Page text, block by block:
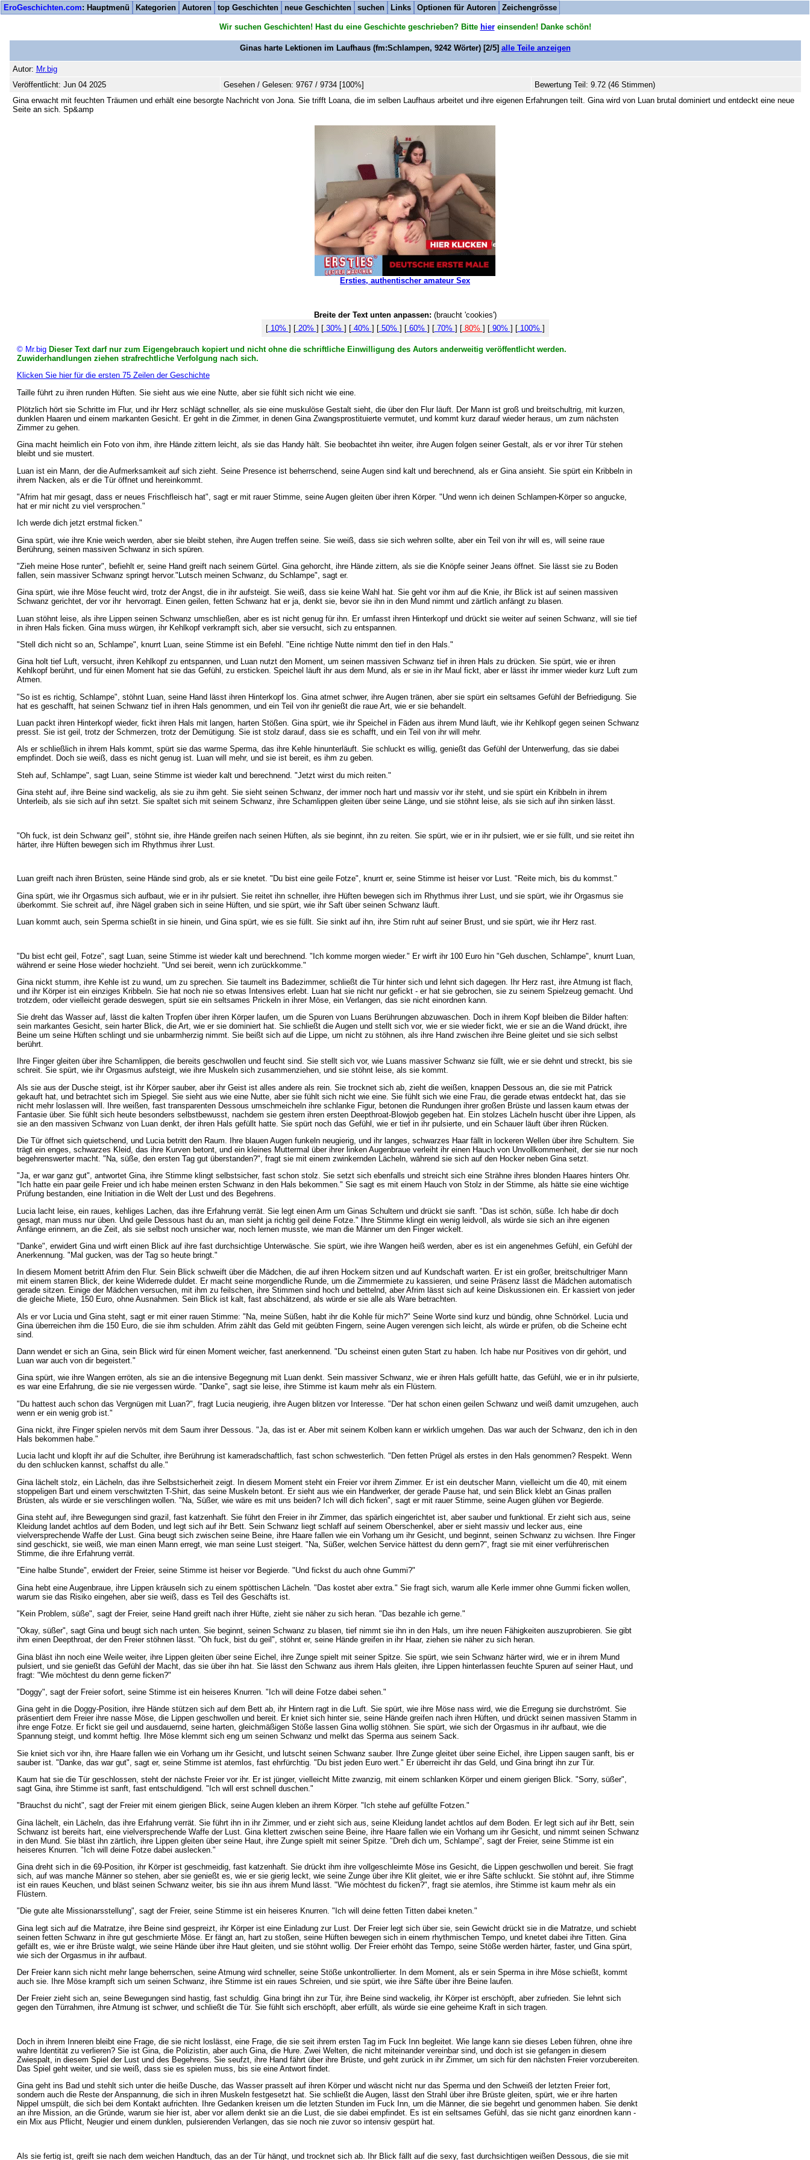
EroGeschichten.com: Hauptmenü Kategorien Autoren top Geschichten neue Geschichten suchen Links Optionen für Autoren Zeichengrösse
Wir suchen Geschichten! Hast du eine Geschichte geschrieben? Bitte hiereinsenden! Danke schön!
Ginas harte Lektionen im Laufhaus(fm:Schlampen, 9242Wörter) [2/5] alle Teile anzeigen
Autor: Mr.big
Veröffentlicht: Jun 04 2025
Gesehen / Gelesen: 9767 / 9734 [100%]
Bewertung Teil: 9.72 (46 Stimmen)
Gina erwacht mit feuchten Träumen und erhält eine besorgte Nachricht von Jona. Sie trifft Loana, die im selben Laufhaus arbeitet und ihre eigenen Erfahrungen teilt. Gina wird von Luan brutal dominiert und entdeckt eine neue
Seite an sich. Sp&amp
Ersties, authentischer amateur Sex
Breite der Text unten anpassen: (braucht 'cookies')
[10% ] [20% ] [30% ] [40% ] [50% ] [60% ] [70% ] [80% ] [90% ] [100% ]
© Mr.big Dieser Text darf nur zum Eigengebrauch kopiert und nicht ohne die schriftliche Einwilligung des Autors anderweitig veröffentlicht werden.
Zuwiderhandlungen ziehen strafrechtliche Verfolgung nach sich.
Klicken Sie hier für die ersten 75 Zeilen der Geschichte
Taille führt zu ihren runden Hüften. Sie sieht aus wie eine Nutte, aber sie fühlt sich nicht wie eine.
Plötzlich hört sie Schritte im Flur, und ihr Herz schlägt schneller, als sie eine muskulöse Gestalt sieht, die über den Flur läuft. Der Mann ist groß und breitschultrig, mit kurzen,
dunklen Haaren und einem markanten Gesicht. Er geht in die Zimmer, in denen Gina Zwangsprostituierte vermutet, und kommt kurz darauf wieder heraus, um zum nächsten
Zimmer zu gehen.
Gina macht heimlich ein Foto von ihm, ihre Hände zittern leicht, als sie das Handy hält. Sie beobachtet ihn weiter, ihre Augen folgen seiner Gestalt, als er vor ihrer Tür stehen
bleibt und sie mustert.
Luan ist ein Mann, der die Aufmerksamkeit auf sich zieht. Seine Presence ist beherrschend, seine Augen sind kalt und berechnend, als er Gina ansieht. Sie spürt ein Kribbeln in
ihrem Nacken, als er die Tür öffnet und hereinkommt.
"Afrim hat mir gesagt, dass er neues Frischfleisch hat", sagt er mit rauer Stimme, seine Augen gleiten über ihren Körper. "Und wenn ich deinen Schlampen-Körper so angucke,
hat er mir nicht zu viel versprochen."
Ich werde dich jetzt erstmal ficken."
Gina spürt, wie ihre Knie weich werden, aber sie bleibt stehen, ihre Augen treffen seine. Sie weiß, dass sie sich wehren sollte, aber ein Teil von ihr will es, will seine raue
Berührung, seinen massiven Schwanz in sich spüren.
"Zieh meine Hose runter", befiehlt er, seine Hand greift nach seinem Gürtel. Gina gehorcht, ihre Hände zittern, als sie die Knöpfe seiner Jeans öffnet. Sie lässt sie zu Boden
fallen, sein massiver Schwanz springt hervor."Lutsch meinen Schwanz, du Schlampe", sagt er.
Gina spürt, wie ihre Möse feucht wird, trotz der Angst, die in ihr aufsteigt. Sie weiß, dass sie keine Wahl hat. Sie geht vor ihm auf die Knie, ihr Blick ist auf seinen massiven
Schwanz gerichtet, der vor ihr hervorragt. Einen geilen, fetten Schwanz hat er ja, denkt sie, bevor sie ihn in den Mund nimmt und zärtlich anfängt zu blasen.
Luan stöhnt leise, als ihre Lippen seinen Schwanz umschließen, aber es ist nicht genug für ihn. Er umfasst ihren Hinterkopf und drückt sie weiter auf seinen Schwanz, will sie tief
in ihren Hals ficken. Gina muss würgen, ihr Kehlkopf verkrampft sich, aber sie versucht, sich zu entspannen.
"Stell dich nicht so an, Schlampe", knurrt Luan, seine Stimme ist ein Befehl. "Eine richtige Nutte nimmt den tief in den Hals."
Gina holt tief Luft, versucht, ihren Kehlkopf zu entspannen, und Luan nutzt den Moment, um seinen massiven Schwanz tief in ihren Hals zu drücken. Sie spürt, wie er ihren
Kehlkopf berührt, und für einen Moment hat sie das Gefühl, zu ersticken. Speichel läuft ihr aus dem Mund, als er sie in ihr Maul fickt, aber er lässt ihr immer wieder kurz Luft zum
Atmen.
"So ist es richtig, Schlampe", stöhnt Luan, seine Hand lässt ihren Hinterkopf los. Gina atmet schwer, ihre Augen tränen, aber sie spürt ein seltsames Gefühl der Befriedigung. Sie
hat es geschafft, hat seinen Schwanz tief in ihren Hals genommen, und ein Teil von ihr genießt die raue Art, wie er sie behandelt.
Luan packt ihren Hinterkopf wieder, fickt ihren Hals mit langen, harten Stößen. Gina spürt, wie ihr Speichel in Fäden aus ihrem Mund läuft, wie ihr Kehlkopf gegen seinen Schwanz
presst. Sie ist geil, trotz der Schmerzen, trotz der Demütigung. Sie ist stolz darauf, dass sie es schafft, und ein Teil von ihr will mehr.
Als er schließlich in ihrem Hals kommt, spürt sie das warme Sperma, das ihre Kehle hinunterläuft. Sie schluckt es willig, genießt das Gefühl der Unterwerfung, das sie dabei
empfindet. Doch sie weiß, dass es nicht genug ist. Luan will mehr, und sie ist bereit, es ihm zu geben.
Steh auf, Schlampe", sagt Luan, seine Stimme ist wieder kalt und berechnend. "Jetzt wirst du mich reiten."
Gina steht auf, ihre Beine sind wackelig, als sie zu ihm geht. Sie sieht seinen Schwanz, der immer noch hart und massiv vor ihr steht, und sie spürt ein Kribbeln in ihrem
Unterleib, als sie sich auf ihn setzt. Sie spaltet sich mit seinem Schwanz, ihre Schamlippen gleiten über seine Länge, und sie stöhnt leise, als sie sich auf ihn sinken lässt.
"Oh fuck, ist dein Schwanz geil", stöhnt sie, ihre Hände greifen nach seinen Hüften, als sie beginnt, ihn zu reiten. Sie spürt, wie er in ihr pulsiert, wie er sie füllt, und sie reitet ihn
härter, ihre Hüften bewegen sich im Rhythmus ihrer Lust.
Luan greift nach ihren Brüsten, seine Hände sind grob, als er sie knetet. "Du bist eine geile Fotze", knurrt er, seine Stimme ist heiser vor Lust. "Reite mich, bis du kommst."
Gina spürt, wie ihr Orgasmus sich aufbaut, wie er in ihr pulsiert. Sie reitet ihn schneller, ihre Hüften bewegen sich im Rhythmus ihrer Lust, und sie spürt, wie ihr Orgasmus sie
überkommt. Sie schreit auf, ihre Nägel graben sich in seine Hüften, und sie spürt, wie ihr Saft über seinen Schwanz läuft.
Luan kommt auch, sein Sperma schießt in sie hinein, und Gina spürt, wie es sie füllt. Sie sinkt auf ihn, ihre Stirn ruht auf seiner Brust, und sie spürt, wie ihr Herz rast.
"Du bist echt geil, Fotze", sagt Luan, seine Stimme ist wieder kalt und berechnend. "Ich komme morgen wieder." Er wirft ihr 100 Euro hin "Geh duschen, Schlampe", knurrt Luan,
während er seine Hose wieder hochzieht. "Und sei bereit, wenn ich zurückkomme."
Gina nickt stumm, ihre Kehle ist zu wund, um zu sprechen. Sie taumelt ins Badezimmer, schließt die Tür hinter sich und lehnt sich dagegen. Ihr Herz rast, ihre Atmung ist flach,
und ihr Körper ist ein einziges Kribbeln. Sie hat noch nie so etwas Intensives erlebt. Luan hat sie nicht nur gefickt - er hat sie gebrochen, sie zu seinem Spielzeug gemacht. Und
trotzdem, oder vielleicht gerade deswegen, spürt sie ein seltsames Prickeln in ihrer Möse, ein Verlangen, das sie nicht einordnen kann.
Sie dreht das Wasser auf, lässt die kalten Tropfen über ihren Körper laufen, um die Spuren von Luans Berührungen abzuwaschen. Doch in ihrem Kopf bleiben die Bilder haften:
sein markantes Gesicht, sein harter Blick, die Art, wie er sie dominiert hat. Sie schließt die Augen und stellt sich vor, wie er sie wieder fickt, wie er sie an die Wand drückt, ihre
Beine um seine Hüften schlingt und sie unbarmherzig nimmt. Sie beißt sich auf die Lippe, um nicht zu stöhnen, als ihre Hand zwischen ihre Beine gleitet und sie sich selbst
berührt.
Ihre Finger gleiten über ihre Schamlippen, die bereits geschwollen und feucht sind. Sie stellt sich vor, wie Luans massiver Schwanz sie füllt, wie er sie dehnt und streckt, bis sie
schreit. Sie spürt, wie ihr Orgasmus aufsteigt, wie ihre Muskeln sich zusammenziehen, und sie stöhnt leise, als sie kommt.
Als sie aus der Dusche steigt, ist ihr Körper sauber, aber ihr Geist ist alles andere als rein. Sie trocknet sich ab, zieht die weißen, knappen Dessous an, die sie mit Patrick
gekauft hat, und betrachtet sich im Spiegel. Sie sieht aus wie eine Nutte, aber sie fühlt sich nicht wie eine. Sie fühlt sich wie eine Frau, die gerade etwas entdeckt hat, das sie
nicht mehr loslassen will. Ihre weißen, fast transparenten Dessous umschmeicheln ihre schlanke Figur, betonen die Rundungen ihrer großen Brüste und lassen kaum etwas der
Fantasie über. Sie fühlt sich heute besonders selbstbewusst, nachdem sie gestern ihren ersten Deepthroat-Blowjob gegeben hat. Ein stolzes Lächeln huscht über ihre Lippen, als
sie an den massiven Schwanz von Luan denkt, der ihren Hals gefüllt hatte. Sie spürt noch das Gefühl, wie er tief in ihr pulsierte, und ein Schauer läuft über ihren Rücken.
Die Tür öffnet sich quietschend, und Lucia betritt den Raum. Ihre blauen Augen funkeln neugierig, und ihr langes, schwarzes Haar fällt in lockeren Wellen über ihre Schultern. Sie
trägt ein enges, schwarzes Kleid, das ihre Kurven betont, und ein kleines Muttermal über ihrer linken Augenbraue verleiht ihr einen Hauch von Unvollkommenheit, der sie nur noch
begehrenswerter macht. "Na, süße, den ersten Tag gut überstanden?", fragt sie mit einem zwinkernden Lächeln, während sie sich auf den Hocker neben Gina setzt.
"Ja, er war ganz gut", antwortet Gina, ihre Stimme klingt selbstsicher, fast schon stolz. Sie setzt sich ebenfalls und streicht sich eine Strähne ihres blonden Haares hinters Ohr.
"Ich hatte ein paar geile Freier und ich habe meinen ersten Schwanz in den Hals bekommen." Sie sagt es mit einem Hauch von Stolz in der Stimme, als hätte sie eine wichtige
Prüfung bestanden, eine Initiation in die Welt der Lust und des Begehrens.
Lucia lacht leise, ein raues, kehliges Lachen, das ihre Erfahrung verrät. Sie legt einen Arm um Ginas Schultern und drückt sie sanft. "Das ist schön, süße. Ich habe dir doch
gesagt, man muss nur üben. Und geile Dessous hast du an, man sieht ja richtig geil deine Fotze." Ihre Stimme klingt ein wenig leidvoll, als würde sie sich an ihre eigenen
Anfänge erinnern, an die Zeit, als sie selbst noch unsicher war, noch lernen musste, wie man die Männer um den Finger wickelt.
"Danke", erwidert Gina und wirft einen Blick auf ihre fast durchsichtige Unterwäsche. Sie spürt, wie ihre Wangen heiß werden, aber es ist ein angenehmes Gefühl, ein Gefühl der
Anerkennung. "Mal gucken, was der Tag so heute bringt."
In diesem Moment betritt Afrim den Flur. Sein Blick schweift über die Mädchen, die auf ihren Hockern sitzen und auf Kundschaft warten. Er ist ein großer, breitschultriger Mann
mit einem starren Blick, der keine Widerrede duldet. Er macht seine morgendliche Runde, um die Zimmermiete zu kassieren, und seine Präsenz lässt die Mädchen automatisch
gerade sitzen. Einige der Mädchen versuchen, mit ihm zu feilschen, ihre Stimmen sind hoch und bettelnd, aber Afrim lässt sich auf keine Diskussionen ein. Er kassiert von jeder
die gleiche Miete, 150 Euro, ohne Ausnahmen. Sein Blick ist kalt, fast abschätzend, als würde er sie alle als Ware betrachten.
Als er vor Lucia und Gina steht, sagt er mit einer rauen Stimme: "Na, meine Süßen, habt ihr die Kohle für mich?" Seine Worte sind kurz und bündig, ohne Schnörkel. Lucia und
Gina überreichen ihm die 150 Euro, die sie ihm schulden. Afrim zählt das Geld mit geübten Fingern, seine Augen verengen sich leicht, als würde er prüfen, ob die Scheine echt
sind.
Dann wendet er sich an Gina, sein Blick wird für einen Moment weicher, fast anerkennend. "Du scheinst einen guten Start zu haben. Ich habe nur Positives von dir gehört, und
Luan war auch von dir begeistert."
Gina spürt, wie ihre Wangen erröten, als sie an die intensive Begegnung mit Luan denkt. Sein massiver Schwanz, wie er ihren Hals gefüllt hatte, das Gefühl, wie er in ihr pulsierte,
es war eine Erfahrung, die sie nie vergessen würde. "Danke", sagt sie leise, ihre Stimme ist kaum mehr als ein Flüstern.
"Du hattest auch schon das Vergnügen mit Luan?", fragt Lucia neugierig, ihre Augen blitzen vor Interesse. "Der hat schon einen geilen Schwanz und weiß damit umzugehen, auch
wenn er ein wenig grob ist."
Gina nickt, ihre Finger spielen nervös mit dem Saum ihrer Dessous. "Ja, das ist er. Aber mit seinem Kolben kann er wirklich umgehen. Das war auch der Schwanz, den ich in den
Hals bekommen habe."
Lucia lacht und klopft ihr auf die Schulter, ihre Berührung ist kameradschaftlich, fast schon schwesterlich. "Den fetten Prügel als erstes in den Hals genommen? Respekt. Wenn
du den schlucken kannst, schaffst du alle."
Gina lächelt stolz, ein Lächeln, das ihre Selbstsicherheit zeigt. In diesem Moment steht ein Freier vor ihrem Zimmer. Er ist ein deutscher Mann, vielleicht um die 40, mit einem
stoppeligen Bart und einem verschwitzten T-Shirt, das seine Muskeln betont. Er sieht aus wie ein Handwerker, der gerade Pause hat, und sein Blick klebt an Ginas prallen
Brüsten, als würde er sie verschlingen wollen. "Na, Süßer, wie wäre es mit uns beiden? Ich will dich ficken", sagt er mit rauer Stimme, seine Augen glühen vor Begierde.
Gina steht auf, ihre Bewegungen sind grazil, fast katzenhaft. Sie führt den Freier in ihr Zimmer, das spärlich eingerichtet ist, aber sauber und funktional. Er zieht sich aus, seine
Kleidung landet achtlos auf dem Boden, und legt sich auf ihr Bett. Sein Schwanz liegt schlaff auf seinem Oberschenkel, aber er sieht massiv und lecker aus, eine
vielversprechende Waffe der Lust. Gina beugt sich zwischen seine Beine, ihre Haare fallen wie ein Vorhang um ihr Gesicht, und beginnt, seinen Schwanz zu wichsen. Ihre Finger
sind geschickt, sie weiß, wie man einen Mann erregt, wie man seine Lust steigert. "Na, Süßer, welchen Service hättest du denn gern?", fragt sie mit einer verführerischen
Stimme, die ihre Erfahrung verrät.
"Eine halbe Stunde", erwidert der Freier, seine Stimme ist heiser vor Begierde. "Und fickst du auch ohne Gummi?"
Gina hebt eine Augenbraue, ihre Lippen kräuseln sich zu einem spöttischen Lächeln. "Das kostet aber extra." Sie fragt sich, warum alle Kerle immer ohne Gummi ficken wollen,
warum sie das Risiko eingehen, aber sie weiß, dass es Teil des Geschäfts ist.
"Kein Problem, süße", sagt der Freier, seine Hand greift nach ihrer Hüfte, zieht sie näher zu sich heran. "Das bezahle ich gerne."
"Okay, süßer", sagt Gina und beugt sich nach unten. Sie beginnt, seinen Schwanz zu blasen, tief nimmt sie ihn in den Hals, um ihre neuen Fähigkeiten auszuprobieren. Sie gibt
ihm einen Deepthroat, der den Freier stöhnen lässt. "Oh fuck, bist du geil", stöhnt er, seine Hände greifen in ihr Haar, ziehen sie näher zu sich heran.
Gina bläst ihn noch eine Weile weiter, ihre Lippen gleiten über seine Eichel, ihre Zunge spielt mit seiner Spitze. Sie spürt, wie sein Schwanz härter wird, wie er in ihrem Mund
pulsiert, und sie genießt das Gefühl der Macht, das sie über ihn hat. Sie lässt den Schwanz aus ihrem Hals gleiten, ihre Lippen hinterlassen feuchte Spuren auf seiner Haut, und
fragt: "Wie möchtest du denn gerne ficken?"
"Doggy", sagt der Freier sofort, seine Stimme ist ein heiseres Knurren. "Ich will deine Fotze dabei sehen."
Gina geht in die Doggy-Position, ihre Hände stützen sich auf dem Bett ab, ihr Hintern ragt in die Luft. Sie spürt, wie ihre Möse nass wird, wie die Erregung sie durchströmt. Sie
präsentiert dem Freier ihre nasse Möse, die Lippen geschwollen und bereit. Er kniet sich hinter sie, seine Hände greifen nach ihren Hüften, und drückt seinen massiven Stamm in
ihre enge Fotze. Er fickt sie geil und ausdauernd, seine harten, gleichmäßigen Stöße lassen Gina wollig stöhnen. Sie spürt, wie sich der Orgasmus in ihr aufbaut, wie die
Spannung steigt, und kommt heftig. Ihre Möse klemmt sich eng um seinen Schwanz und melkt das Sperma aus seinem Sack.
Sie kniet sich vor ihn, ihre Haare fallen wie ein Vorhang um ihr Gesicht, und lutscht seinen Schwanz sauber. Ihre Zunge gleitet über seine Eichel, ihre Lippen saugen sanft, bis er
sauber ist. "Danke, das war gut", sagt er, seine Stimme ist atemlos, fast ehrfürchtig. "Du bist jeden Euro wert." Er überreicht ihr das Geld, und Gina bringt ihn zur Tür.
Kaum hat sie die Tür geschlossen, steht der nächste Freier vor ihr. Er ist jünger, vielleicht Mitte zwanzig, mit einem schlanken Körper und einem gierigen Blick. "Sorry, süßer",
sagt Gina, ihre Stimme ist sanft, fast entschuldigend. "Ich will erst schnell duschen."
"Brauchst du nicht", sagt der Freier mit einem gierigen Blick, seine Augen kleben an ihrem Körper. "Ich stehe auf gefüllte Fotzen."
Gina lächelt, ein Lächeln, das ihre Erfahrung verrät. Sie führt ihn in ihr Zimmer, und er zieht sich aus, seine Kleidung landet achtlos auf dem Boden. Er legt sich auf ihr Bett, sein
Schwanz ist bereits hart, eine vielversprechende Waffe der Lust. Gina klettert zwischen seine Beine, ihre Haare fallen wie ein Vorhang um ihr Gesicht, und nimmt seinen Schwanz
in den Mund. Sie bläst ihn zärtlich, ihre Lippen gleiten über seine Haut, ihre Zunge spielt mit seiner Spitze. "Dreh dich um, Schlampe", sagt der Freier, seine Stimme ist ein
heiseres Knurren. "Ich will deine Fotze dabei auslecken."
Gina dreht sich in die 69-Position, ihr Körper ist geschmeidig, fast katzenhaft. Sie drückt ihm ihre vollgeschleimte Möse ins Gesicht, die Lippen geschwollen und bereit. Sie fragt
sich, auf was manche Männer so stehen, aber sie genießt es, wie er sie gierig leckt, wie seine Zunge über ihre Klit gleitet, wie er ihre Säfte schluckt. Sie stöhnt auf, ihre Stimme
ist ein raues Keuchen, und bläst seinen Schwanz weiter, bis sie ihn aus ihrem Mund lässt. "Wie möchtest du ficken?", fragt sie atemlos, ihre Stimme ist kaum mehr als ein
Flüstern.
"Die gute alte Missionarsstellung", sagt der Freier, seine Stimme ist ein heiseres Knurren. "Ich will deine fetten Titten dabei kneten."
Gina legt sich auf die Matratze, ihre Beine sind gespreizt, ihr Körper ist eine Einladung zur Lust. Der Freier legt sich über sie, sein Gewicht drückt sie in die Matratze, und schiebt
seinen fetten Schwanz in ihre gut geschmierte Möse. Er fängt an, hart zu stoßen, seine Hüften bewegen sich in einem rhythmischen Tempo, und knetet dabei ihre Titten. Gina
gefällt es, wie er ihre Brüste walgt, wie seine Hände über ihre Haut gleiten, und sie stöhnt wollig. Der Freier erhöht das Tempo, seine Stöße werden härter, faster, und Gina spürt,
wie sich der Orgasmus in ihr aufbaut.
Der Freier kann sich nicht mehr lange beherrschen, seine Atmung wird schneller, seine Stöße unkontrollierter. In dem Moment, als er sein Sperma in ihre Möse schießt, kommt
auch sie. Ihre Möse krampft sich um seinen Schwanz, ihre Stimme ist ein raues Schreien, und sie spürt, wie ihre Säfte über ihre Beine laufen.
Der Freier zieht sich an, seine Bewegungen sind hastig, fast schuldig. Gina bringt ihn zur Tür, ihre Beine sind wackelig, ihr Körper ist erschöpft, aber zufrieden. Sie lehnt sich
gegen den Türrahmen, ihre Atmung ist schwer, und schließt die Tür. Sie fühlt sich erschöpft, aber erfüllt, als würde sie eine geheime Kraft in sich tragen.
Doch in ihrem Inneren bleibt eine Frage, die sie nicht loslässt, eine Frage, die sie seit ihrem ersten Tag im Fuck Inn begleitet. Wie lange kann sie dieses Leben führen, ohne ihre
wahre Identität zu verlieren? Sie ist Gina, die Polizistin, aber auch Gina, die Hure. Zwei Welten, die nicht miteinander vereinbar sind, und doch ist sie gefangen in diesem
Zwiespalt, in diesem Spiel der Lust und des Begehrens. Sie seufzt, ihre Hand fährt über ihre Brüste, und geht zurück in ihr Zimmer, um sich für den nächsten Freier vorzubereiten.
Das Spiel geht weiter, und sie weiß, dass sie es spielen muss, bis sie eine Antwort findet.
Gina geht ins Bad und stehlt sich unter die heiße Dusche, das Wasser prasselt auf ihren Körper und wäscht nicht nur das Sperma und den Schweiß der letzten Freier fort,
sondern auch die Reste der Anspannung, die sich in ihren Muskeln festgesetzt hat. Sie schließt die Augen, lässt den Strahl über ihre Brüste gleiten, spürt, wie er ihre harten
Nippel umspült, die sich bei dem Kontakt aufrichten. Ihre Gedanken kreisen um die letzten Stunden im Fuck Inn, um die Männer, die sie begehrt und genommen haben. Sie denkt
an ihre Mission, an die Gründe, warum sie hier ist, aber vor allem denkt sie an die Lust, die sie dabei empfindet. Es ist ein seltsames Gefühl, das sie nicht ganz einordnen kann -
ein Mix aus Pflicht, Neugier und einem dunklen, pulsierenden Verlangen, das sie noch nie zuvor so intensiv gespürt hat.
Als sie fertig ist, greift sie nach dem weichen Handtuch, das an der Tür hängt, und trocknet sich ab. Ihr Blick fällt auf die sexy, fast durchsichtigen weißen Dessous, die sie mit